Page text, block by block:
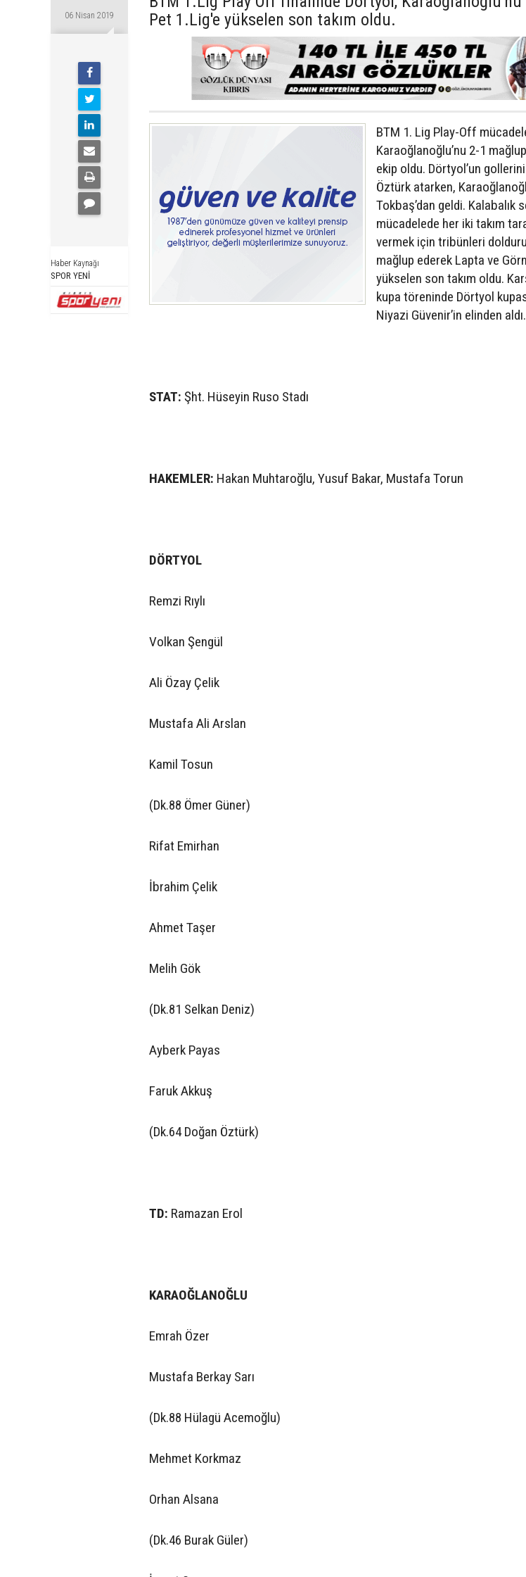
06 Nisan 2019
Haber Kaynağı
SPOR YENİ
Pet 1.Lig'e yükselen son takım oldu.
BTM 1. Lig Play-Off
Karaoğlanoğlu’nu 2-1
ekip oldu. Dörtyol’un
Öztürk atarken,
Tokbaş’dan geldi. Kalabalık
mücadelede her iki takım
vermek için tribünleri
mağlup ederek Lapta ve
yükselen son takım oldu.
kupa töreninde Dörtyol
Niyazi Güvenir’in elinden aldı.
STAT: Şht. Hüseyin Ruso Stadı
HAKEMLER: Hakan Muhtaroğlu, Yusuf Bakar, Mustafa Torun
DÖRTYOL
Remzi Rıylı
Volkan Şengül
Ali Özay Çelik
Mustafa Ali Arslan
Kamil Tosun
(Dk.88 Ömer Güner)
Rifat Emirhan
İbrahim Çelik
Ahmet Taşer
Melih Gök
(Dk.81 Selkan Deniz)
Ayberk Payas
Faruk Akkuş
(Dk.64 Doğan Öztürk)
TD: Ramazan Erol
KARAOĞLANOĞLU
Emrah Özer
Mustafa Berkay Sarı
(Dk.88 Hülagü Acemoğlu)
Mehmet Korkmaz
Orhan Alsana
(Dk.46 Burak Güler)